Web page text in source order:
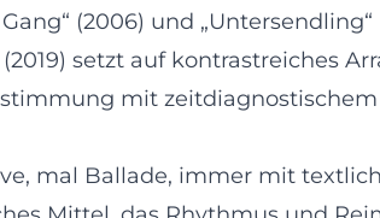
(2006) und
setzt auf kontrastreiches
mit
mal Ballade, immer mit